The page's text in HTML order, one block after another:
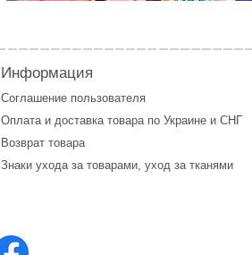
Информация
Соглашение пользователя
Оплатаи доставка товара по Украине и СНГ
Возврат товара
Знаки ухода за товарами, уход за тканями